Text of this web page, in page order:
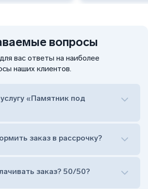
вопросы
вас ответы на наиболее
наших клиентов.
«Памятник под
памятника:
заказ в рассрочку?
заказ? 50/50?